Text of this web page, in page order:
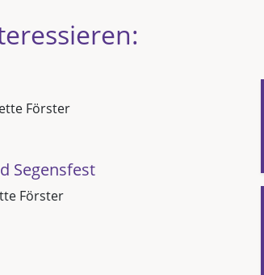
Förster
Segensfest
Förster